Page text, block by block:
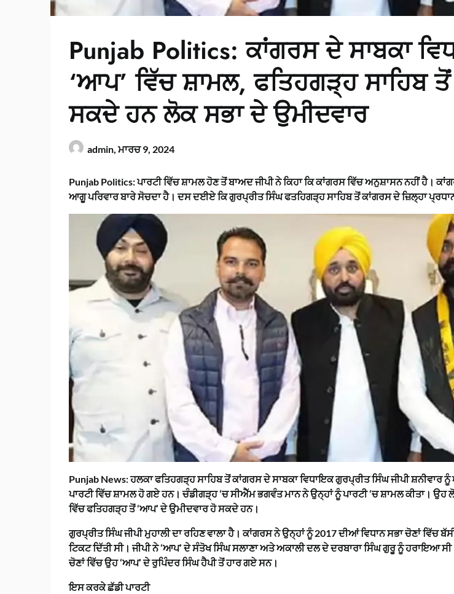
Punjab Politics: ਕਾਂਗਰਸ ਦੇ ਸਾਬਕਾ
‘ਆਪ’ ਵਿੱਚ ਸ਼ਾਮਲ, ਫਤਿਹਗੜ੍ਹ ਸਾਹਿਬ
ਸਕਦੇ ਹਨ ਲੋਕ ਸਭਾ ਦੇ ਉਮੀਦਵਾਰ
admin,ਮਾਰਚ 9, 2024
Punjab Politics: ਪਾਰਟੀ ਵਿੱਚ ਸ਼ਾਮਲ ਹੋਣ ਤੋਂ ਬਾਅਦ ਜੀਪੀ ਨੇ ਕਿਹਾ ਕਿ ਕਾਂਗਰਸ ਵਿੱਚ ਅਨੁਸ਼ਾਸਨ ਨਹੀਂ ਹੈ।
ਆਗੂ ਪਰਿਵਾਰ ਬਾਰੇ ਸੋਚਦਾ ਹੈ। ਦਸ ਦਈਏ ਕਿ ਗੁਰਪ੍ਰੀਤ ਸਿੰਘ ਫਤਹਿਗੜ੍ਹ ਸਾਹਿਬ ਤੋਂ ਕਾਂਗਰਸ ਦੇ ਜ਼ਿਲ੍ਹਾ
Punjab News:ਹਲਕਾ ਫਤਿਹਗੜ੍ਹ ਸਾਹਿਬ ਤੋਂ ਕਾਂਗਰਸ ਦੇ ਸਾਬਕਾ ਵਿਧਾਇਕ ਗੁਰਪ੍ਰੀਤ ਸਿੰਘ ਜੀਪੀ
ਪਾਰਟੀ ਵਿੱਚ ਸ਼ਾਮਲ ਹੋ ਗਏ ਹਨ। ਚੰਡੀਗੜ੍ਹ ‘ਚ ਸੀਐੱਮ ਭਗਵੰਤ ਮਾਨ ਨੇ ਉਨ੍ਹਾਂ ਨੂੰ ਪਾਰਟੀ ‘ਚ ਸ਼ਾਮਲ ਕੀਤਾ। ਉਹ
ਵਿੱਚ ਫਤਿਹਗੜ੍ਹ ਤੋਂ ‘ਆਪ’ ਦੇ ਉਮੀਦਵਾਰ ਹੋ ਸਕਦੇ ਹਨ।
ਗੁਰਪ੍ਰੀਤ ਸਿੰਘ ਜੀਪੀ ਮੁਹਾਲੀ ਦਾ ਰਹਿਣ ਵਾਲਾ ਹੈ। ਕਾਂਗਰਸ ਨੇ ਉਨ੍ਹਾਂ ਨੂੰ 2017 ਦੀਆਂ ਵਿਧਾਨ ਸਭਾ ਚੋਣਾਂ ਵਿੱਚ
ਟਿਕਟ ਦਿੱਤੀ ਸੀ। ਜੀਪੀ ਨੇ ‘ਆਪ’ ਦੇ ਸੰਤੋਖ ਸਿੰਘ ਸਲਾਣਾ ਅਤੇ ਅਕਾਲੀ ਦਲ ਦੇ ਦਰਬਾਰਾ ਸਿੰਘ ਗੁਰੂ ਨੂੰ ਹਰਾਇਆ
ਚੋਣਾਂ ਵਿੱਚ ਉਹ ‘ਆਪ’ ਦੇ ਰੁਪਿੰਦਰ ਸਿੰਘ ਹੈਪੀ ਤੋਂ ਹਾਰ ਗਏ ਸਨ।
ਇਸ ਕਰਕੇ ਛੱਡੀ ਪਾਰਟੀ